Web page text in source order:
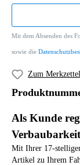
Mit dem Absenden des
sowie die
Zum
Als Kunde
Mit Ihrer 17-
Artikel zu Ihrem